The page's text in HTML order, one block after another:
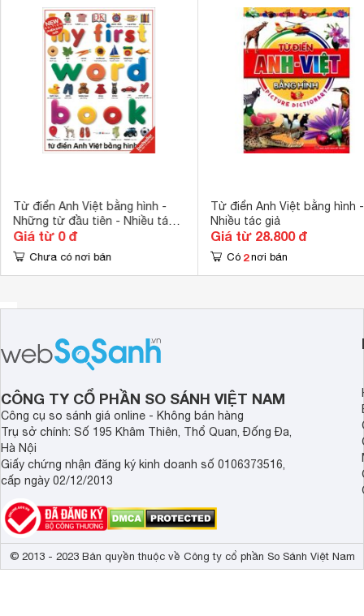
Từ điển Anh Việt bằng hình -
Những từ đầu tiên - Nhiều tác
giả
Giá từ 0 đ
Chưa có nơi bán
Từ điển Anh Việt bằng hình -
Nhiều tác giả
Giá từ 28.800 đ
Có 2 nơi bán
CÔNG TY CỔ PHẦN SO SÁNH VIỆT NAM
Công cụ so sánh giá online - Không bán hàng
Trụ sở chính: Số 195 Khâm Thiên, Thổ Quan, Đống Đa,
Hà Nội
Giấy chứng nhận đăng ký kinh doanh số 0106373516,
cấp ngày 02/12/2013
© 2013 - 2023 Bản quyền thuộc về Công ty cổ phần So Sánh Việt Nam